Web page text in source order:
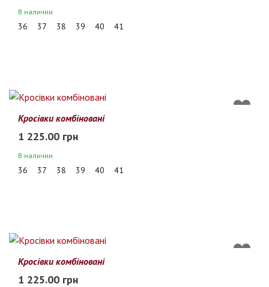
В наличии
36 37 38 39 40 41
Кросівки комбіновані
1 225.00 грн
В наличии
36 37 38 39 40 41
Кросівки комбіновані
1 225.00 грн